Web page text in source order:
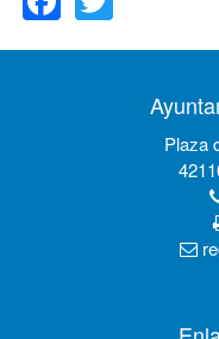
Plaza